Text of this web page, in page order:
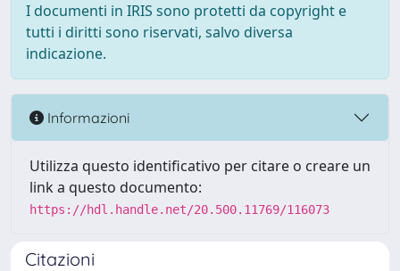
I documenti in IRIS sono protetti da copyright e
tutti i diritti sono riservati, salvo diversa
indicazione.
Informazioni
Utilizza questo identificativo per citare o creare un
link a questo documento:
https://hdl.handle.net/20.500.11769/116073
Citazioni